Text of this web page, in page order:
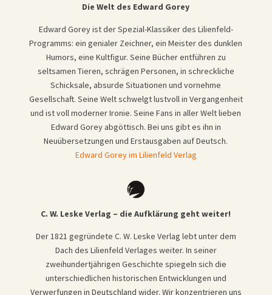
Die Welt des Edward Gorey
Edward Gorey ist der Spezial-Klassiker des Lilienfeld-
Programms: ein genialer Zeichner, ein Meister des dunklen
Humors, eine Kultfigur. Seine Bücher entführen zu
seltsamen Tieren, schrägen Personen, in schreckliche
Schicksale, absurde Situationen und vornehme
Gesellschaft. Seine Welt schwelgt lustvoll in Vergangenheit
und ist voll moderner Ironie. Seine Fans in aller Welt lieben
Edward Gorey abgöttisch. Bei uns gibt es ihn in
Neuübersetzungen und Erstausgaben auf Deutsch.
Edward Gorey im Lilienfeld Verlag
C. W. Leske Verlag – die Aufklärung geht weiter!
Der 1821 gegründete C. W. Leske Verlag lebt unter dem
Dach des Lilienfeld Verlages weiter. In seiner
zweihundertjährigen Geschichte spiegeln sich die
unterschiedlichen historischen Entwicklungen und
Verwerfungen in Deutschland wider. Wir konzentrieren uns